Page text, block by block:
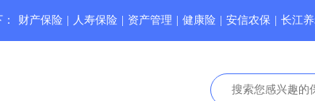
财产保险 人寿保险 资产管理 健康险 安信农保 长江